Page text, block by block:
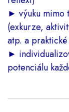
► výuku
(exkurze,
atp. a
►
potenciálu